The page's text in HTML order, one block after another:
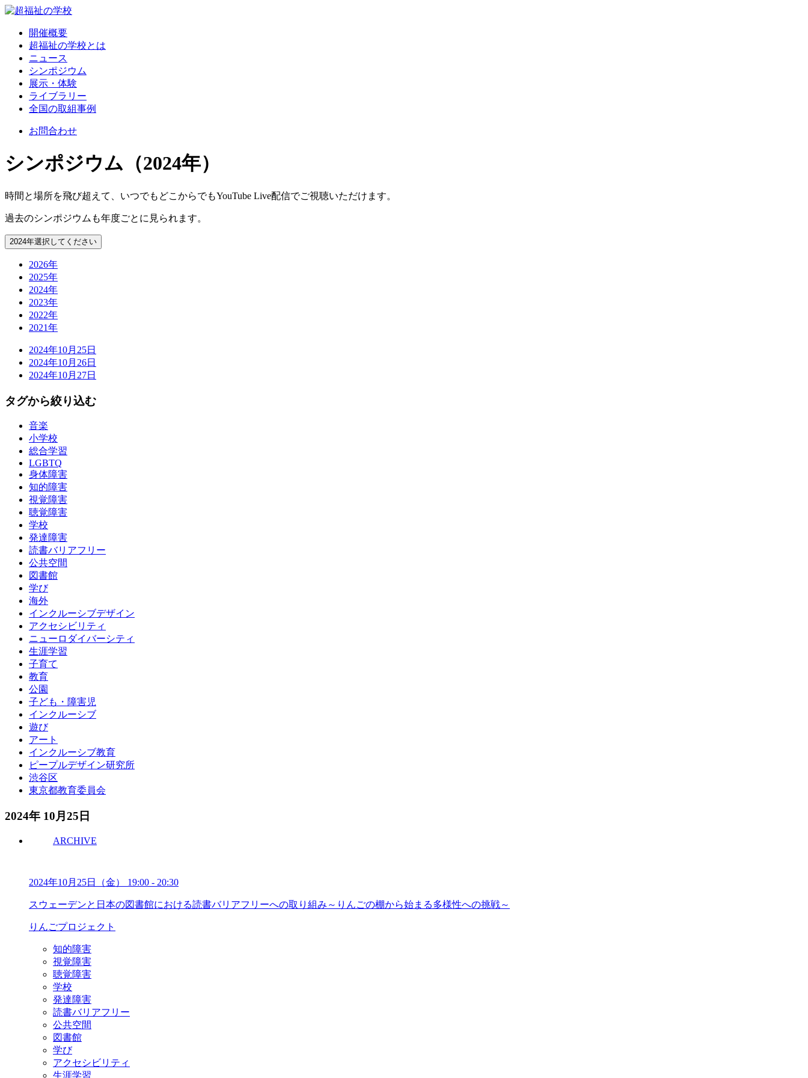
開催概要
超福祉の学校とは
ニュース
シンポジウム
展示・体験
ライブラリー
全国の取組事例
お問合わせ
シンポジウム（2024年）
時間と場所を飛び超えて、いつでもどこからでもYouTube Live配信でご視聴いただけます。
過去のシンポジウムも年度ごとに見られます。
2024年選択してください
2026年
2025年
2024年
2023年
2022年
2021年
2024年10月25日
2024年10月26日
2024年10月27日
タグから絞り込む
音楽
小学校
総合学習
LGBTQ
身体障害
知的障害
視覚障害
聴覚障害
学校
発達障害
読書バリアフリー
公共空間
図書館
学び
海外
インクルーシブデザイン
アクセシビリティ
ニューロダイバーシティ
生涯学習
子育て
教育
公園
子ども・障害児
インクルーシブ
遊び
アート
インクルーシブ教育
ピープルデザイン研究所
渋谷区
東京都教育委員会
2024年 10月25日
ARCHIVE
2024年10月25日（金） 19:00 - 20:30
スウェーデンと日本の図書館における読書バリアフリーへの取り組み～りんごの棚から始まる多様性への挑戦～
りんごプロジェクト
知的障害
視覚障害
聴覚障害
学校
発達障害
読書バリアフリー
公共空間
図書館
学び
アクセシビリティ
生涯学習